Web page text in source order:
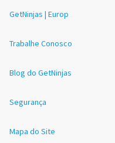
GetNinjas | Europ
Trabalhe Conosco
Blog do GetNinjas
Segurança
Mapa do Site